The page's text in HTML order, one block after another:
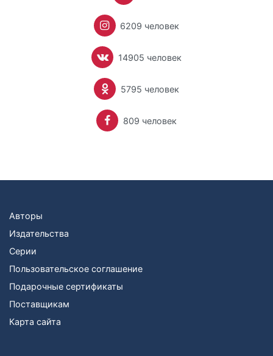
6209 человек
14905 человек
5795 человек
809 человек
Авторы
Издательства
Серии
Пользовательское соглашение
Подарочные сертификаты
Поставщикам
Карта сайта